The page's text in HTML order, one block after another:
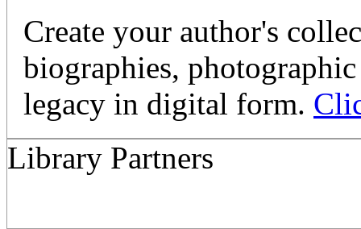
Create your author's
biographies,
legacy in digital form.
Library Partners